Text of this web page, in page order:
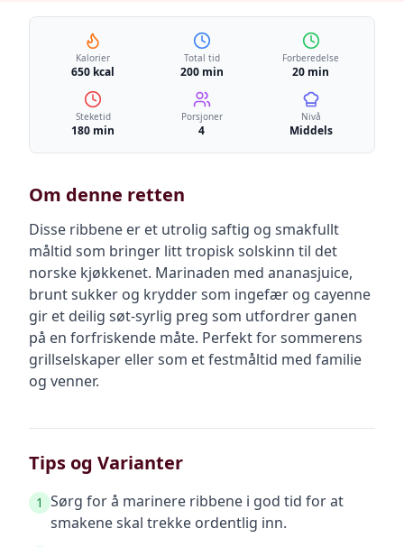
Kalorier
650 kcal
Total tid
200 min
Forberedelse
20 min
Steketid
180 min
Porsjoner
4
Nivå
Middels
Om denne retten
Disse ribbene er et utrolig saftig og smakfullt
måltid som bringer litt tropisk solskinn til det
norske kjøkkenet. Marinaden med ananasjuice,
brunt sukker og krydder som ingefær og cayenne
gir et deilig søt-syrlig preg som utfordrer ganen
på en forfriskende måte. Perfekt for sommerens
grillselskaper eller som et festmåltid med familie
og venner.
Tips og Varianter
1 Sørg for å marinere ribbene i god tid for at
smakene skal trekke ordentlig inn.